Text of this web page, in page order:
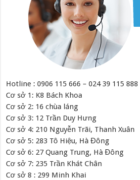
Hotline : 0906 115 666 – 024 39 115 888
Cơ sở 1: K8 Bách Khoa
Cơ sở 2: 16 chùa láng
Cơ sở 3: 12 Trần Duy Hưng
Cơ sở 4: 210 Nguyễn Trãi, Thanh Xuân
Cơ sở 5: 283 Tô Hiệu, Hà Đông
Cơ sở 6: 27 Quang Trung, Hà Đông
Cơ sở 7: 235 Trần Khát Chân
Cơ sở 8 : 299 Minh Khai